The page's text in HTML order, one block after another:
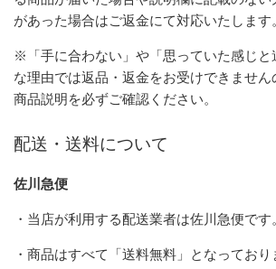
があった場合はご返金にて対応いたします
※「手に合わない」や「思っていた感じと
な理由では返品・返金をお受けできません
商品説明を必ずご確認ください。
配送・送料について
佐川急便
・当店が利用する配送業者は佐川急便です
・商品はすべて「送料無料」となっており